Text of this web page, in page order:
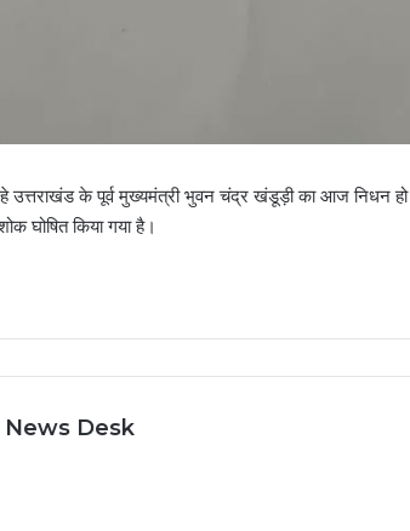
उत्तराखंड के पूर्व मुख्यमंत्री भुवन चंद्र खंडूड़ी का आज
घोषित किया गया है।
News Desk